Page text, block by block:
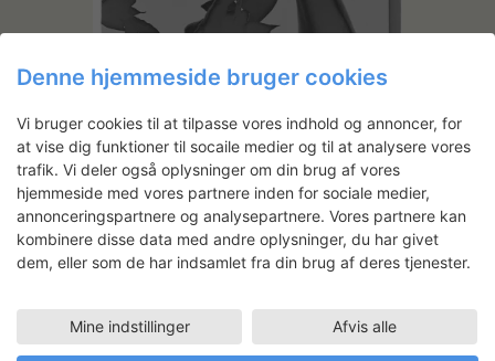
Ver Sacrum
Sidsel Meineche Hansen
Faciliteter
STORE FOTOVÆRKSTED
03.12.2018 - 28.12.2018
03.12.2018 - 28.12.2018
Denne hjemmeside bruger cookies
Vi bruger cookies til at tilpasse vores indhold og annoncer, for
at vise dig funktioner til socaile medier og til at analysere vores
trafik. Vi deler også oplysninger om din brug af vores
hjemmeside med vores partnere inden for sociale medier,
annonceringspartnere og analysepartnere. Vores partnere kan
kombinere disse data med andre oplysninger, du har givet
dem, eller som de har indsamlet fra din brug af deres tjenester.
Mine indstillinger Afvis alle